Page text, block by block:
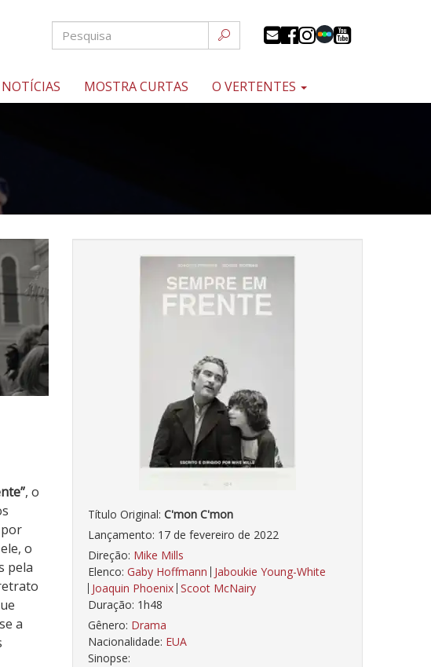
NOTÍCIAS MOSTRA CURTAS O VERTENTES
Título Original: C'mon C'mon
Lançamento: 17 de fevereiro de 2022
Direção: Mike Mills
Elenco: Gaby Hoffmann Jaboukie Young-White
Joaquin Phoenix Scoot McNairy
Duração: 1h48
Gênero: Drama
Nacionalidade: EUA
Sinopse:
, o
o
pela
a